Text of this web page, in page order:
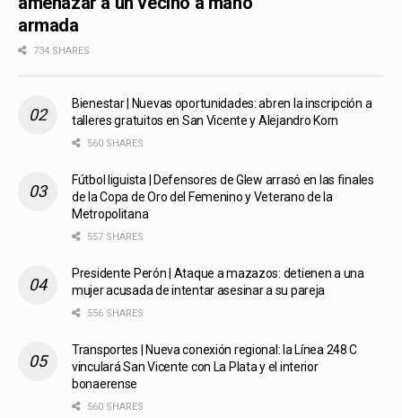
armada
734 SHARES
Bienestar | Nuevas oportunidades: abren la inscripción a
talleres gratuitos en San Vicente y Alejandro Korn
560 SHARES
Fútbol liguista | Defensores de Glew arrasó en las finales
de la Copa de Oro del Femenino y Veterano de la
Metropolitana
557 SHARES
Presidente Perón | Ataque a mazazos: detienen a una
mujer acusada de intentar asesinar a su pareja
556 SHARES
Transportes | Nueva conexión regional: la Línea 248 C
vinculará San Vicente con La Plata y el interior
bonaerense
560 SHARES